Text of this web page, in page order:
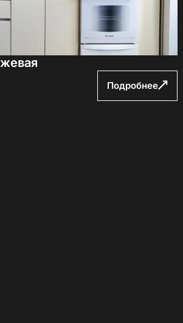
Подробнее
файл сейчас